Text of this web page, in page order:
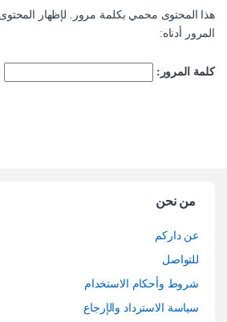
هذا المحتوى محمي بكلمة مرور. لإظهار
المرور أدناه:
كلمة المرور:
من نحن
عن داركم
للتواصل
شروط وأحكام الاستخدام
سياسة الاسترداد والإرجاع